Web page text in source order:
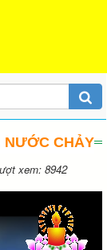
NƯỚC CHẢY
xem: 8942